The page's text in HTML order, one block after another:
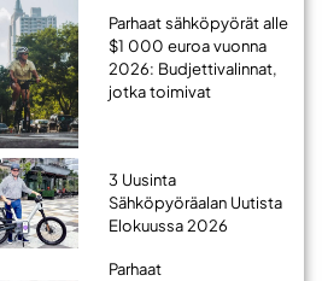
Parhaat sähköpyörät alle
$1 000 euroa vuonna
2026: Budjettivalinnat,
jotka toimivat
3 Uusinta
Sähköpyöräalan Uutista
Elokuussa 2026
Parhaat